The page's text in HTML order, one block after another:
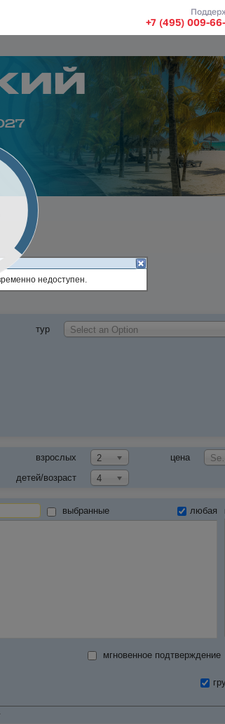
+7 (495) 009-
страницу
тур Select an Option
взрослых 2 цена
детей/возраст
4
выбранные любая
мгновенное подтверждение
недоступен.